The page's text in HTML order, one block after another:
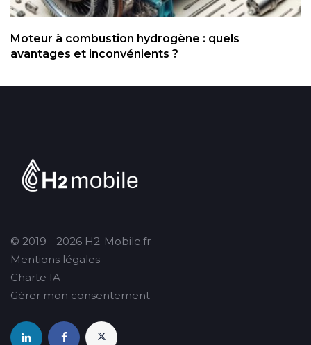
Moteur à combustion hydrogène : quels
avantages et inconvénients ?
© 2019 - 2026 H2-Mobile.fr
Mentions légales
Charte IA
Gérer mon consentement